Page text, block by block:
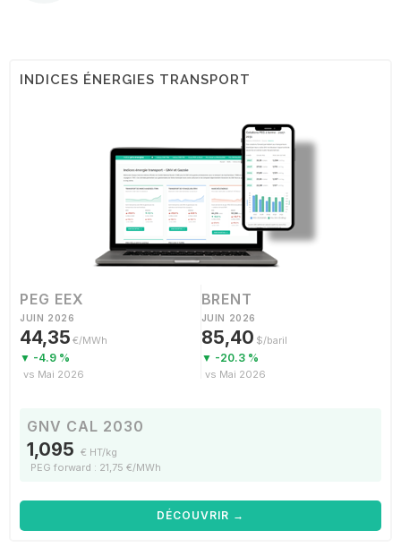
INDICES ÉNERGIES TRANSPORT
PEG EEX
JUIN 2026
44,35 €/MWh
▼ -4.9 %
vs Mai 2026
BRENT
JUIN 2026
85,40 $/baril
▼ -20.3 %
vs Mai 2026
GNV CAL 2030
1,095 € HT/kg
PEG forward : 21,75 €/MWh
DÉCOUVRIR →